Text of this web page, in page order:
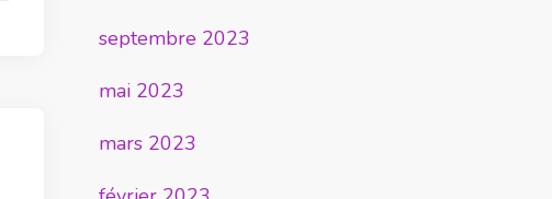
septembre 2023
mai 2023
mars 2023